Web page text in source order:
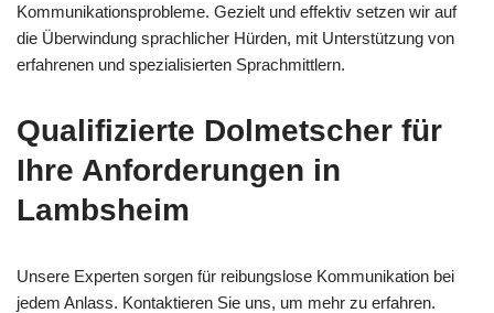
Kommunikationsprobleme. Gezielt und effektiv setzen wir auf
die Überwindung sprachlicher Hürden, mit Unterstützung von
erfahrenen und spezialisierten Sprachmittlern.
Qualifizierte Dolmetscher für
Ihre Anforderungen in
Lambsheim
Unsere Experten sorgen für reibungslose Kommunikation bei
jedem Anlass. Kontaktieren Sie uns, um mehr zu erfahren.